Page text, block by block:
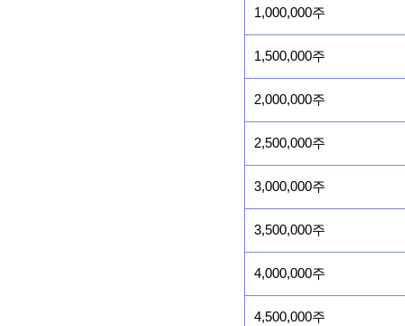
1,000,000주
1,500,000주
2,000,000주
2,500,000주
3,000,000주
3,500,000주
4,000,000주
4,500,000주